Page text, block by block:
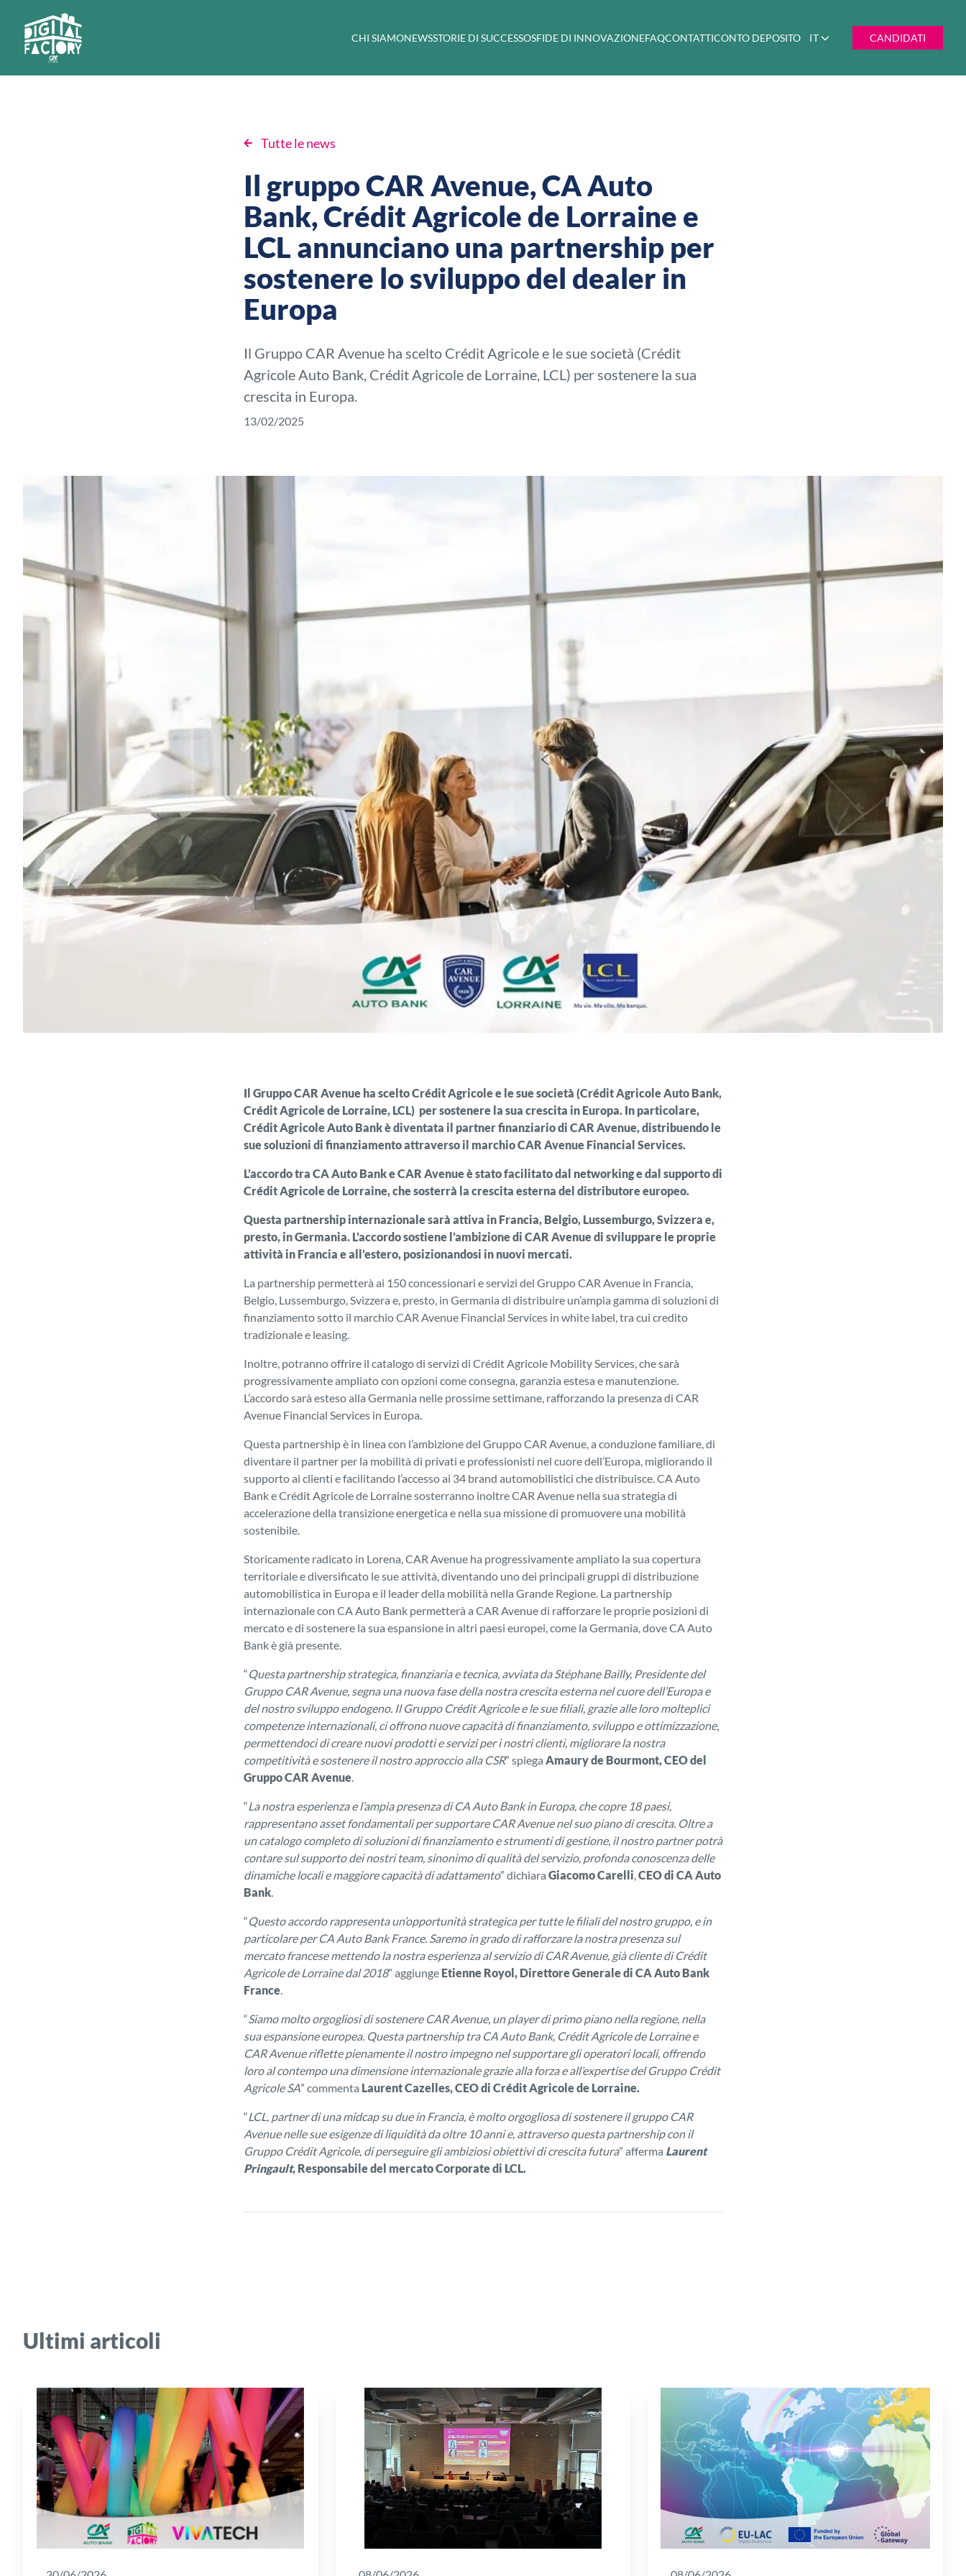
CHI SIAMONEWSSTORIE DI SUCCESSOSFIDE DI INNOVAZIONEFAQCONTATTICONTO DEPOSITO IT CANDIDATI
Tutte le news
Il gruppo CAR Avenue, CA Auto
Bank, Crédit Agricole de Lorraine e
LCL annunciano una partnership per
sostenere lo sviluppo del dealer in
Europa
Il Gruppo CAR Avenue ha scelto Crédit Agricole e le sue società (Crédit
Agricole Auto Bank, Crédit Agricole de Lorraine, LCL) per sostenere la sua
crescita in Europa.
13/02/2025
Il Gruppo CAR Avenue ha scelto Crédit Agricole e le sue società (Crédit Agricole Auto Bank,
Crédit Agricole de Lorraine, LCL) per sostenere la sua crescita in Europa. In particolare,
Crédit Agricole Auto Bank è diventata il partner finanziario di CAR Avenue, distribuendo le
sue soluzioni di finanziamento attraverso il marchio CAR Avenue Financial Services.
L’accordo tra CA Auto Bank e CAR Avenue è stato facilitato dal networking e dal supporto di
Crédit Agricole de Lorraine, che sosterrà la crescita esterna del distributore europeo.
Questa partnership internazionale sarà attiva in Francia, Belgio, Lussemburgo, Svizzera e,
presto, in Germania. L’accordo sostiene l’ambizione di CAR Avenue di sviluppare le proprie
attività in Francia e all’estero, posizionandosi in nuovi mercati.
La partnership permetterà ai 150 concessionari e servizi del Gruppo CAR Avenue in Francia,
Belgio, Lussemburgo, Svizzera e, presto, in Germania di distribuire un’ampia gamma di soluzioni di
finanziamento sotto il marchio CAR Avenue Financial Services in white label, tra cui credito
tradizionale e leasing.
Inoltre, potranno offrire il catalogo di servizi di Crédit Agricole Mobility Services, che sarà
progressivamente ampliato con opzioni come consegna, garanzia estesa e manutenzione.
L’accordo sarà esteso alla Germania nelle prossime settimane, rafforzando la presenza di CAR
Avenue Financial Services in Europa.
Questa partnership è in linea con l’ambizione del Gruppo CAR Avenue, a conduzione familiare, di
diventare il partner per la mobilità di privati e professionisti nel cuore dell’Europa, migliorando il
supporto ai clienti e facilitando l’accesso ai 34 brand automobilistici che distribuisce. CA Auto
Bank e Crédit Agricole de Lorraine sosterranno inoltre CAR Avenue nella sua strategia di
accelerazione della transizione energetica e nella sua missione di promuovere una mobilità
sostenibile.
Storicamente radicato in Lorena, CAR Avenue ha progressivamente ampliato la sua copertura
territoriale e diversificato le sue attività, diventando uno dei principali gruppi di distribuzione
automobilistica in Europa e il leader della mobilità nella Grande Regione. La partnership
internazionale con CA Auto Bank permetterà a CAR Avenue di rafforzare le proprie posizioni di
mercato e di sostenere la sua espansione in altri paesi europei, come la Germania, dove CA Auto
Bank è già presente.
“Questa partnership strategica, finanziaria e tecnica, avviata da Stéphane Bailly, Presidente del
Gruppo CAR Avenue, segna una nuova fase della nostra crescita esterna nel cuore dell’Europa e
del nostro sviluppo endogeno. Il Gruppo Crédit Agricole e le sue filiali, grazie alle loro molteplici
competenze internazionali, ci offrono nuove capacità di finanziamento, sviluppo e ottimizzazione,
permettendoci di creare nuovi prodotti e servizi per i nostri clienti, migliorare la nostra
competitività e sostenere il nostro approccio alla CSR” spiega Amaury de Bourmont, CEO del
Gruppo CAR Avenue.
“La nostra esperienza e l’ampia presenza di CA Auto Bank in Europa, che copre 18 paesi,
rappresentano asset fondamentali per supportare CAR Avenue nel suo piano di crescita. Oltre a
un catalogo completo di soluzioni di finanziamento e strumenti di gestione, il nostro partner potrà
contare sul supporto dei nostri team, sinonimo di qualità del servizio, profonda conoscenza delle
dinamiche locali e maggiore capacità di adattamento” dichiara Giacomo Carelli,CEOdi CA Auto
Bank.
“Questo accordo rappresenta un’opportunità strategica per tutte le filiali del nostro gruppo, e in
particolare per CA Auto Bank France. Saremo in grado di rafforzare la nostra presenza sul
mercato francese mettendo la nostra esperienza al servizio di CAR Avenue, già cliente di Crédit
Agricole de Lorraine dal 2018” aggiunge Etienne Royol, Direttore Generale di CA Auto Bank
France.
“Siamo molto orgogliosi di sostenere CAR Avenue, un player di primo piano nella regione, nella
sua espansione europea. Questa partnership tra CA Auto Bank, Crédit Agricole de Lorraine e
CAR Avenue riflette pienamente il nostro impegno nel supportare gli operatori locali, offrendo
loro al contempo una dimensione internazionale grazie alla forza e all’expertise del Gruppo Crédit
Agricole SA” commenta Laurent Cazelles, CEO di Crédit Agricole de Lorraine.
“LCL, partner di una midcap su due in Francia, è molto orgogliosa di sostenere il gruppo CAR
Avenue nelle sue esigenze di liquidità da oltre 10 anni e, attraverso questa partnership con il
Gruppo Crédit Agricole, di perseguire gli ambiziosi obiettivi di crescita futura” afferma Laurent
Pringault, Responsabile del mercato Corporate di LCL.
Ultimi articoli